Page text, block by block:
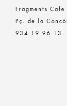
Fragments Cafe
Pç. de la
934 19 96 13